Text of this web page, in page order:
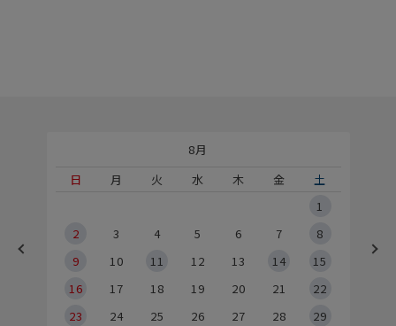
8月
日
月 火 水 木 金
土
1
2
3 4 5 6 7
8
9
10 11 12 13 14
15
16
17 18 19 20 21
22
23
24 25 26 27 28
29